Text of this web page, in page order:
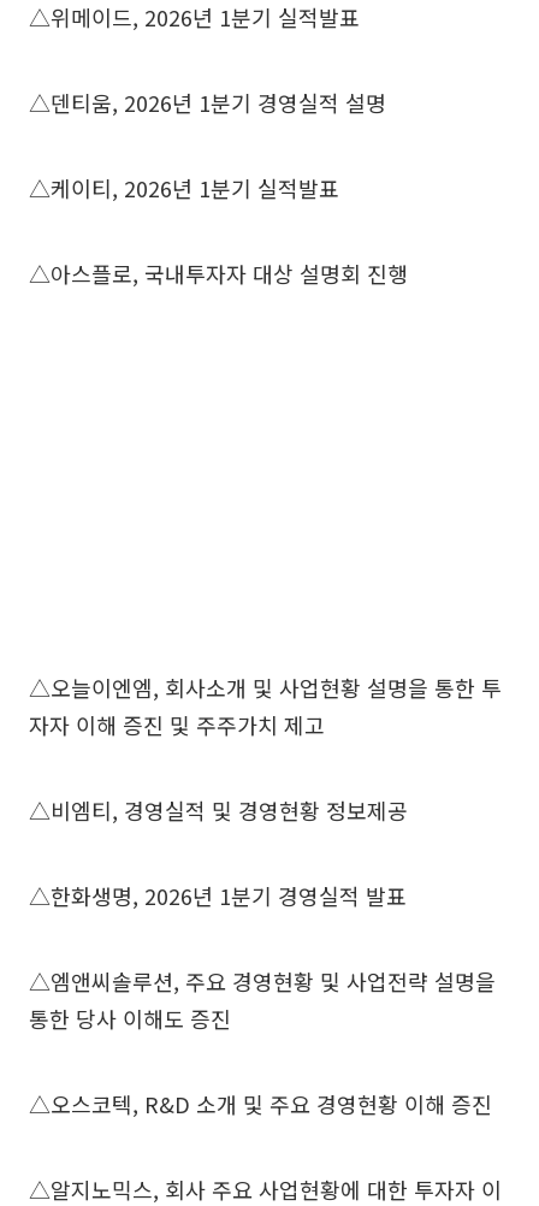
△위메이드, 2026년 1분기 실적발표
△덴티움, 2026년 1분기 경영실적 설명
△케이티, 2026년 1분기 실적발표
△아스플로, 국내투자자 대상 설명회 진행
△오늘이엔엠, 회사소개 및 사업현황 설명을 통한 투
자자 이해 증진 및 주주가치 제고
△비엠티, 경영실적 및 경영현황 정보제공
△한화생명, 2026년 1분기 경영실적 발표
△엠앤씨솔루션, 주요 경영현황 및 사업전략 설명을
통한 당사 이해도 증진
△오스코텍, R&D 소개 및 주요 경영현황 이해 증진
△알지노믹스, 회사 주요 사업현황에 대한 투자자 이